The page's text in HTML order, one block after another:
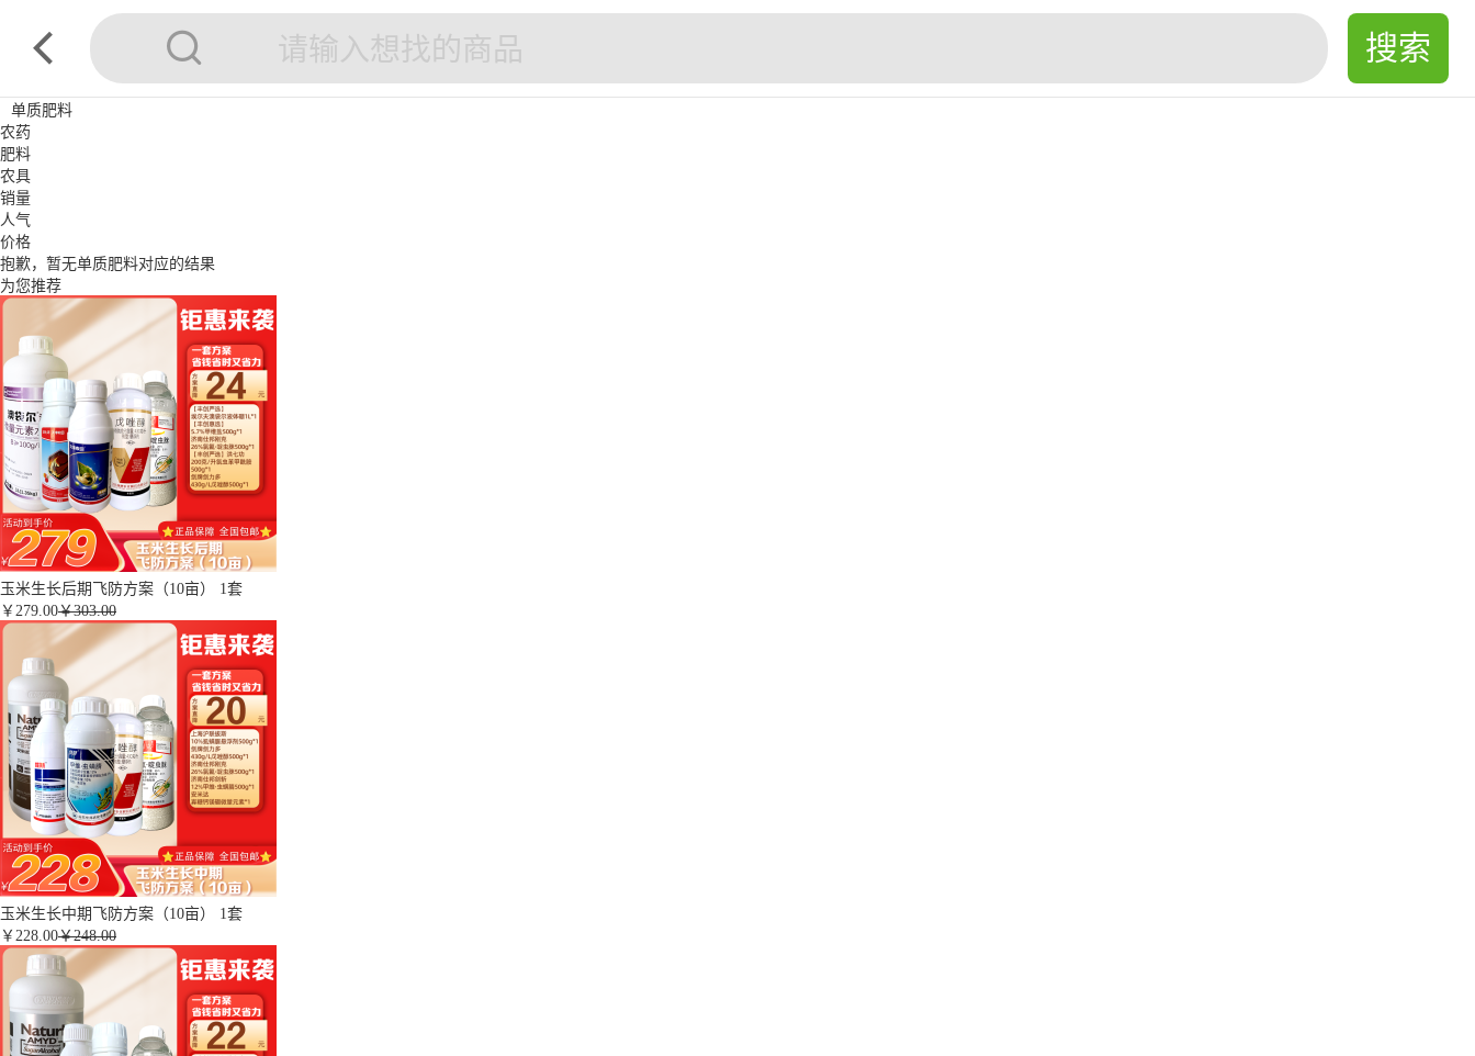
单质肥料
农药
肥料
农具
销量
人气
价格
抱歉，暂无单质肥料对应的结果
为您推荐
玉米生长后期飞防方案（10亩） 1套
￥ 279.00￥303.00
玉米生长中期飞防方案（10亩） 1套
￥ 228.00￥248.00